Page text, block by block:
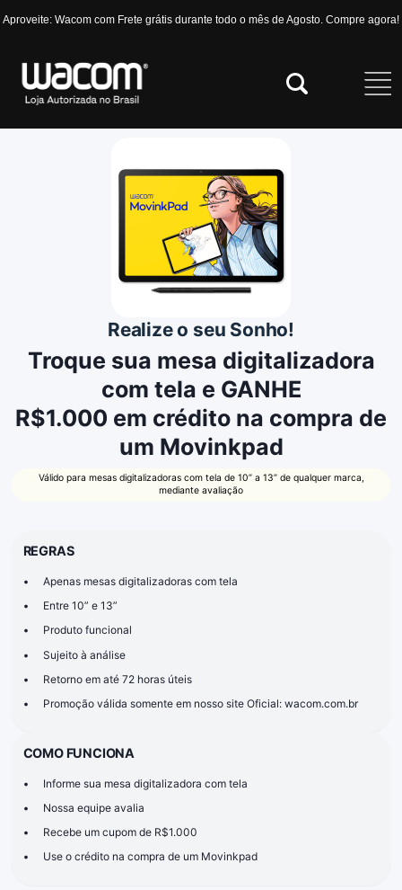
Aproveite: Wacom com Frete grátis durante todo o mês de Agosto. Compre agora!
Realize o seu Sonho!
Troque sua mesa digitalizadora
com tela e GANHE
R$1.000 em crédito na compra de
um Movinkpad
Válido para mesas digitalizadoras com tela de 10” a 13” de qualquer marca,
mediante avaliação
REGRAS
•
Apenas mesas digitalizadoras com tela
•
Entre 10” e 13”
•
Produto funcional
•
Sujeito à análise
•
Retorno em até 72 horas úteis
•
Promoção válida somente em nosso site Oficial: wacom.com.br
COMO FUNCIONA
•
Informe sua mesa digitalizadora com tela
•
Nossa equipe avalia
•
Recebe um cupom de R$1.000
•
Use o crédito na compra de um Movinkpad